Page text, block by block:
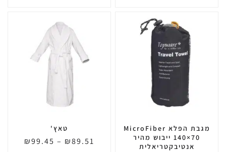
מגבת הפלא MicroFiber
140×70 ייבוש מהיר
אנטיבקטריאלית
טאץ'
₪89.51
–
₪99.45